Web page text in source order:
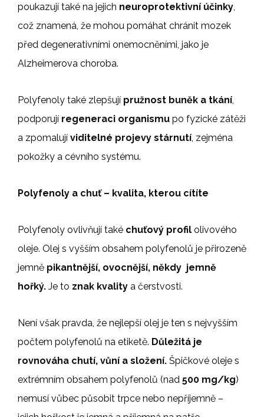
poukazují také na jejich neuroprotektivní účinky
což znamená, že mohou pomáhat chránit mozek
před degenerativními onemocněními, jako je
Alzheimerova choroba.
Polyfenoly také zlepšují pružnost buněk a tkání
podporují regeneraci organismu po fyzické zátěži
a zpomalují viditelné projevy stárnutí , zejména
pokožky a cévního systému.
Polyfenoly a chuť – kvalita, kterou cítíte
Polyfenoly ovlivňují také chuťový profil olivového
oleje. Olej s vyšším obsahem polyfenolů je přirozeně
jemně pikantnější, ovocnější, někdy jemně
hořký. Je to znak kvality a čerstvosti.
Není však pravda, že nejlepší olej je ten s nejvyšším
počtem polyfenolů na etiketě. Důležitá je
rovnováha chutí, vůní a složení. Špičkové oleje s
extrémním obsahem polyfenolů (nad 500 mg/kg)
nemusí vůbec působit trpce nebo nepříjemně –